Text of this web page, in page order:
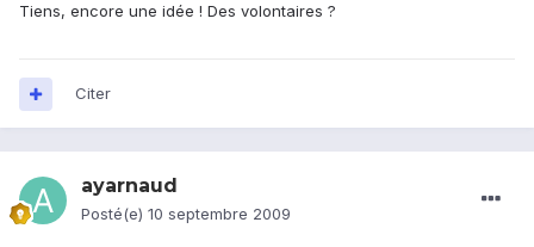
Tiens, encore une idée ! Des volontaires ?
Citer
ayarnaud
Posté(e) 10 septembre 2009